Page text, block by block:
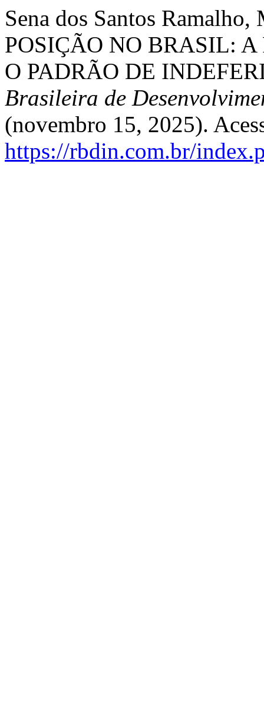
Sena dos Santos
POSIÇÃO NO BRASIL:
O PADRÃO DE
Brasileira de
(novembro 15, 2025).
https://rbdin.com.br/